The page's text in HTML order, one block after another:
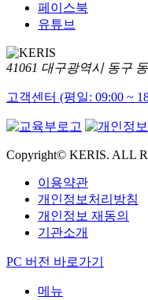
페이스북
유튜브
41061 대구광역시 동구
고객센터 (평일: 09:00 ~
Copyright© KERIS. ALL
이용약관
개인정보처리방침
개인정보 재동의
기관소개
PC 버전 바로가기
메뉴